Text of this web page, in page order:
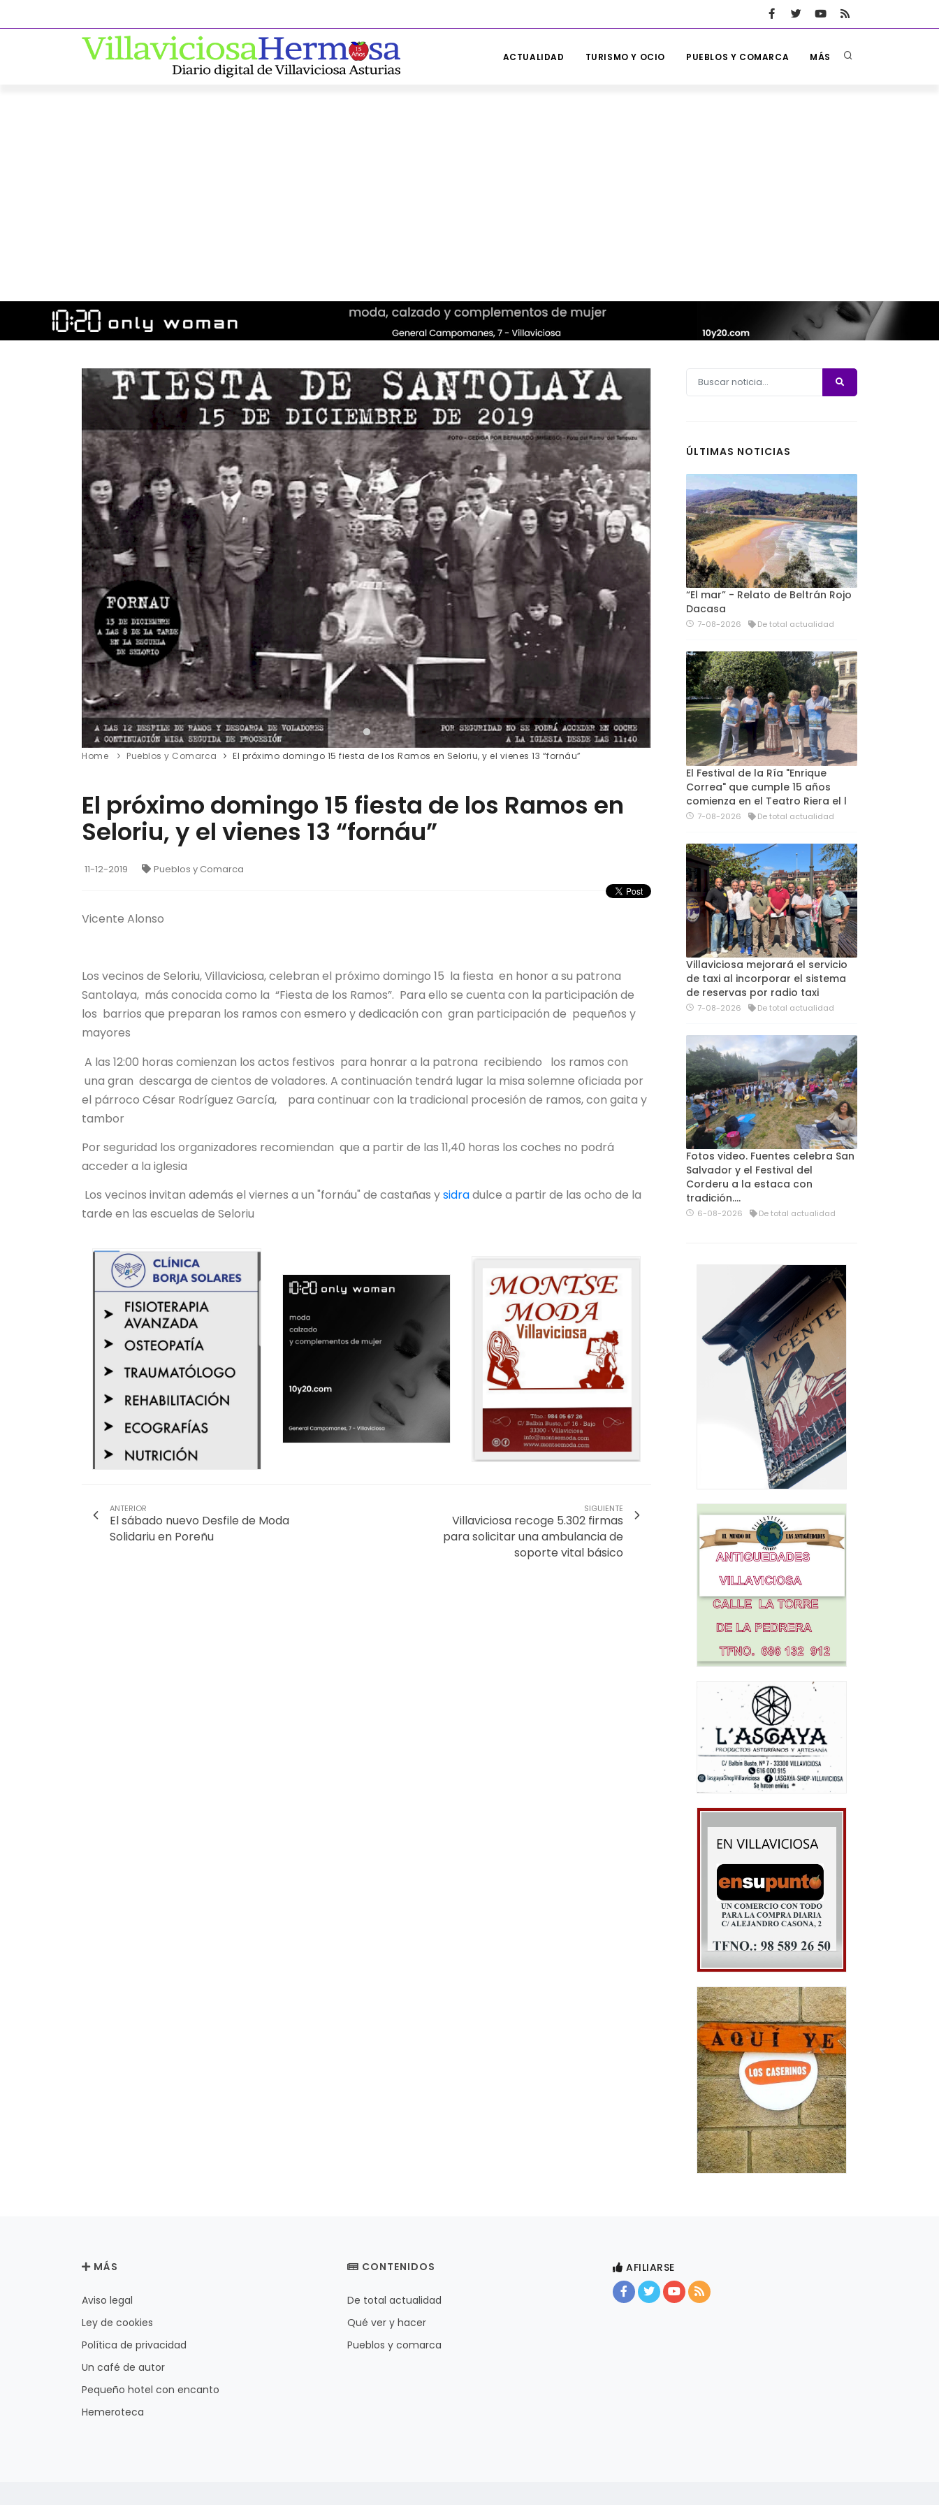
ACTUALIDAD TURISMO Y OCIO PUEBLOS Y COMARCA MÁS
Home Pueblos y Comarca El próximo domingo 15 fiesta de los Ramos en Seloriu, y el vienes 13 “fornáu”
El próximo domingo 15 fiesta de los Ramos en
Seloriu, y el vienes 13 “fornáu”
11-12-2019 Pueblos y Comarca
Vicente Alonso
Los vecinos de Seloriu, Villaviciosa, celebran el próximo domingo 15 la fiesta en honor a su patrona
Santolaya, más conocida como la “Fiesta de los Ramos”. Para ello se cuenta con la participación de
los barrios que preparan los ramos con esmero y dedicación con gran participación de pequeños y
mayores
A las 12:00 horas comienzan los actos festivos para honrar a la patrona recibiendo los ramos con
una gran descarga de cientos de voladores. A continuación tendrá lugar la misa solemne oficiada por
el párroco César Rodríguez García, para continuar con la tradicional procesión de ramos, con gaita y
tambor
Por seguridad los organizadores recomiendan que a partir de las 11,40 horas los coches no podrá
acceder a la iglesia
Los vecinos invitan además el viernes a un "fornáu" de castañas ysidradulce a partir de las ocho de la
tarde en las escuelas de Seloriu
ANTERIOR
El sábado nuevo Desfile de Moda
Solidariu en Poreñu
SIGUIENTE
Villaviciosa recoge 5.302 firmas
para solicitar una ambulancia de
soporte vital básico
ÚLTIMAS NOTICIAS
“El mar” - Relato de Beltrán Rojo
Dacasa
7-08-2026 De total actualidad
El Festival de la Ría "Enrique
Correa" que cumple 15 años
comienza en el Teatro Riera el l
7-08-2026 De total actualidad
Villaviciosa mejorará el servicio
de taxi al incorporar el sistema
de reservas por radio taxi
7-08-2026 De total actualidad
Fotos video. Fuentes celebra San
Salvador y el Festival del
Corderu a la estaca con
tradición....
6-08-2026 De total actualidad
MÁS
Aviso legal
Ley de cookies
Política de privacidad
Un café de autor
Pequeño hotel con encanto
Hemeroteca
CONTENIDOS
De total actualidad
Qué ver y hacer
Pueblos y comarca
AFILIARSE